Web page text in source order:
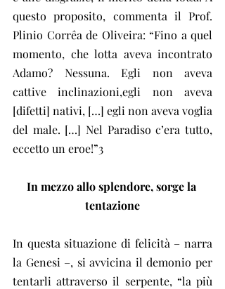
questo proposito, commenta il Prof.
Plinio Corrêa de Oliveira: “Fino a quel
momento, che lotta aveva incontrato
Adamo? Nessuna. Egli non aveva
cattive inclinazioni,egli non aveva
[difetti] nativi, […] egli non aveva voglia
del male. […] Nel Paradiso c’era tutto,
eccetto un eroe!”3
In mezzo allo splendore, sorge la
tentazione
In questa situazione di felicità – narra
la Genesi –, si avvicina il demonio per
tentarli attraverso il serpente, “la più